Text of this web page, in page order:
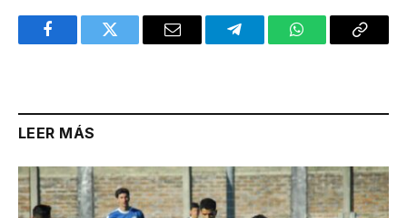
FacebookTwitter Email TelegramWhatsAppCopy
LEER MÁS